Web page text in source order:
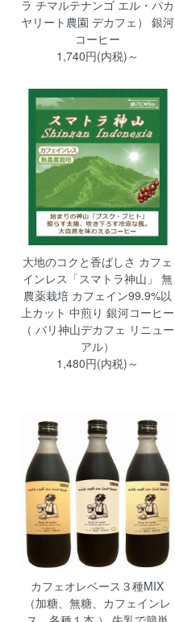
ラ チマルテナンゴ エル・パカ
ヤリート農園 デカフェ） 銀河
コーヒー
1,740円(内税)～
大地のコクと香ばしさ カフェ
インレス「スマトラ神山」 無
農薬栽培 カフェイン99.9%以
上カット 中煎り 銀河コーヒー
（ バリ神山デカフェ リニュー
アル）
1,480円(内税)～
カフェオレベース３種MIX
（加糖、無糖、カフェインレ